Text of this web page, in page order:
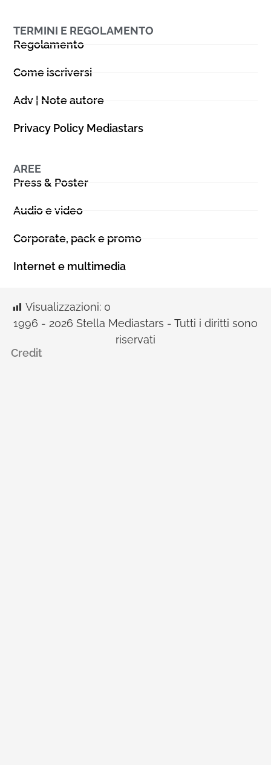
TERMINI E REGOLAMENTO
Regolamento
Come iscriversi
Adv | Note autore
Privacy Policy Mediastars
AREE
Press & Poster
Audio e video
Corporate, pack e promo
Internet e multimedia
Visualizzazioni: 0
1996 - 2026 Stella Mediastars - Tutti i diritti sono
riservati
Credit